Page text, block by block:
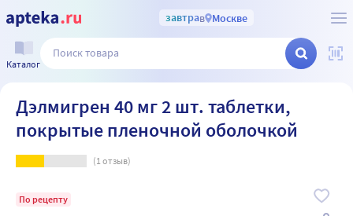
завтрав Москве
Каталог
Дэлмигрен 40 мг 2 шт. таблетки,
покрытые пленочной оболочкой
(1отзыв)
По рецепту